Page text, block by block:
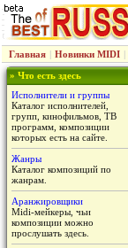
Главная | Новинки MIDI |
» Что есть здесь
Исполнители и группы
Каталог исполнителей,
групп, кинофильмов, ТВ
программ, композиции
которых есть на сайте.
Жанры
Каталог композиций по
жанрам.
Аранжировщики
Midi-мейкеры, чьи
композиции можно
прослушать здесь.